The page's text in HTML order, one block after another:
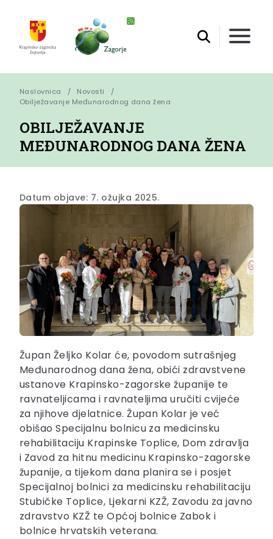
Naslovnica
Novosti
Obilježavanje Međunarodnog dana žena
OBILJEŽAVANJE
MEĐUNARODNOG DANA ŽENA
Datum objave: 7. ožujka 2025.
Župan Željko Kolar će, povodom sutrašnjeg
Međunarodnog dana žena, obići zdravstvene
ustanove Krapinsko-zagorske županije te
ravnateljicama i ravnateljima uručiti cvijeće
za njihove djelatnice. Župan Kolar je već
obišao Specijalnu bolnicu za medicinsku
rehabilitaciju Krapinske Toplice, Dom zdravlja
i Zavod za hitnu medicinu Krapinsko-zagorske
županije, a tijekom dana planira se i posjet
Specijalnoj bolnici za medicinsku rehabilitaciju
Stubičke Toplice, Ljekarni KZŽ, Zavodu za javno
zdravstvo KZŽ te Općoj bolnice Zabok i
bolnice hrvatskih veterana.